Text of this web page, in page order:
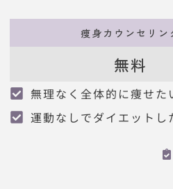
痩身カウンセリン
無料
無理なく全体的に痩せた
運動なしでダイエットし